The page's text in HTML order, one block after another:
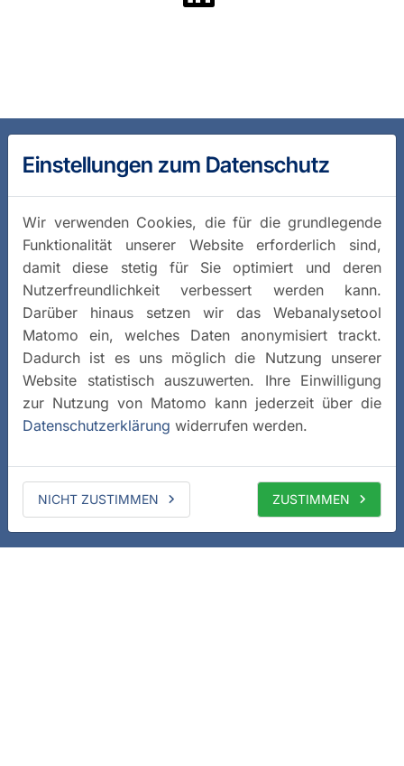
Einstellungen zum Datenschutz
Wir verwenden Cookies, die für die grundlegende
Funktionalität unserer Website erforderlich sind,
damit diese stetig für Sie optimiert und deren
Nutzerfreundlichkeit verbessert werden kann.
Darüber hinaus setzen wir das Webanalysetool
Matomo ein, welches Daten anonymisiert trackt.
Dadurch ist es uns möglich die Nutzung unserer
Website statistisch auszuwerten. Ihre Einwilligung
zur Nutzung von Matomo kann jederzeit über die
Datenschutzerklärung widerrufen werden.
NICHT ZUSTIMMEN ZUSTIMMEN